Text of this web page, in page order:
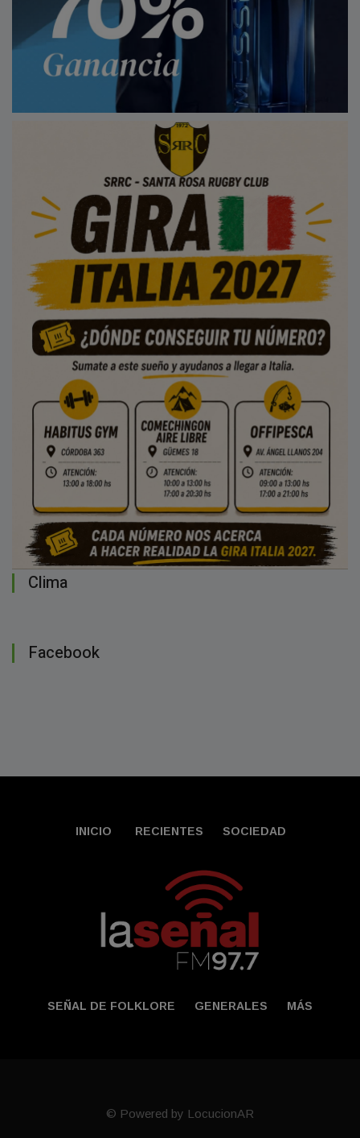
Clima
Facebook
INICIO RECIENTES SOCIEDAD
SEÑAL DE FOLKLORE GENERALES MÁS
© Powered by LocucionAR